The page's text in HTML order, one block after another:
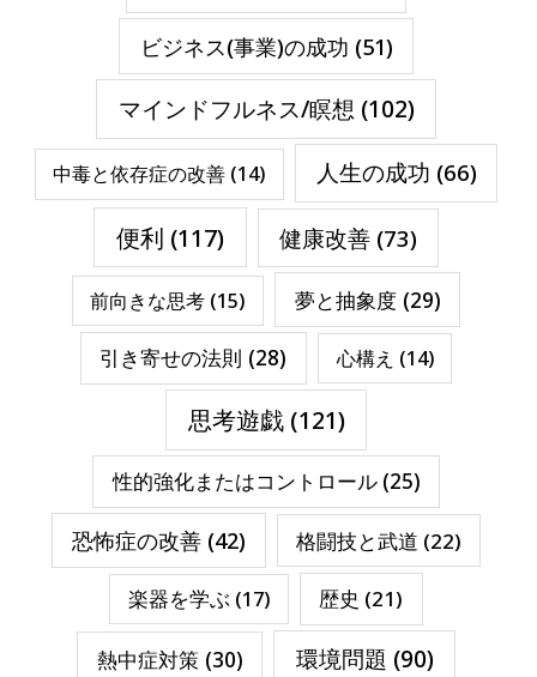
ビジネス(事業)の成功 (51)
マインドフルネス/瞑想(102)
中毒と依存症の改善 (14) 人生の成功 (66)
便利 (117) 健康改善(73)
前向きな思考 (15) 夢と抽象度(29)
引き寄せの法則 (28) 心構え (14)
思考遊戯(121)
性的強化またはコントロール(25)
恐怖症の改善(42) 格闘技と武道 (22)
楽器を学ぶ (17) 歴史 (21)
熱中症対策 (30) 環境問題 (90)